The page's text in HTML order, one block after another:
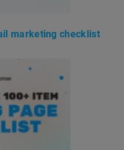
marketing checklist